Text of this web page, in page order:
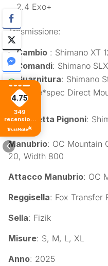
2.4 Exo+
Trasmissione:
Cambio : Shimano XT
Comandi: Shimano
Guarnitura: Shimano
Core e*spec Direct
Cassetta Pignoni:
Manubrio: OC Mountain
20, Width 800
Attacco Manubrio: OC
Reggisella: Fox Transfer
Sella: Fizik
Misure: S, M, L, XL
Anno: 2025
4.75
349
recensioni
di tutti i
tempi